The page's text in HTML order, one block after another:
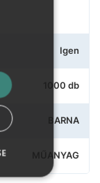
Igen
1000 db
BARNA
MŰANYAG